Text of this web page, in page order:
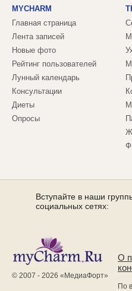
MYCHARM
Главная страница
Лента записей
Новые фото
Рейтинг пользователей
Лунный календарь
Консультации
Диеты
Опросы
Вступайте в наши
социальных сетях:
© 2007 - 2026 «МедиаФорт»
О
По